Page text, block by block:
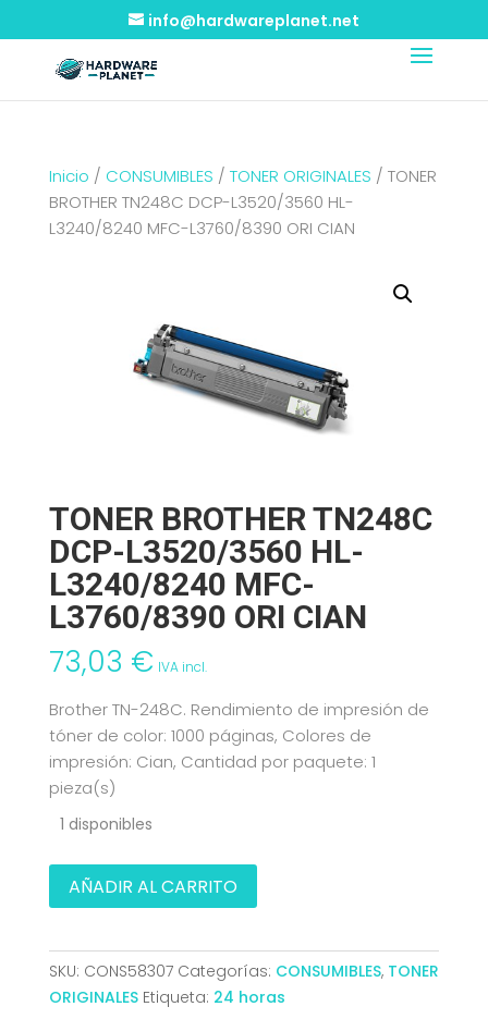
info@hardwareplanet.net
Inicio / CONSUMIBLES / TONER ORIGINALES / TONER
BROTHER TN248C DCP-L3520/3560 HL-
L3240/8240 MFC-L3760/8390 ORI CIAN
TONER BROTHER TN248C
DCP-L3520/3560 HL-
L3240/8240 MFC-
L3760/8390 ORI CIAN
73,03 € IVA incl.
Brother TN-248C. Rendimiento de impresión de
tóner de color: 1000 páginas, Colores de
impresión: Cian, Cantidad por paquete: 1
pieza(s)
1 disponibles
TONER
BROTHER
DCP-
L3520/3560
HL-
AÑADIR AL CARRITO
SKU: CONS58307 Categorías: CONSUMIBLES, TONER
ORIGINALES Etiqueta: 24 horas